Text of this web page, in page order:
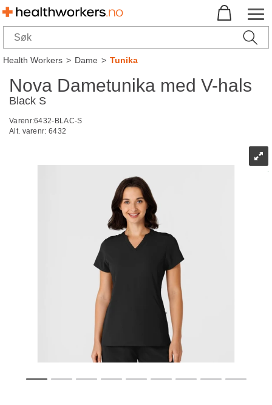
Health Workers>Dame>Tunika
Nova Dametunika med V-hals
Black S
Varenr:6432-BLAC-S
Alt. varenr: 6432